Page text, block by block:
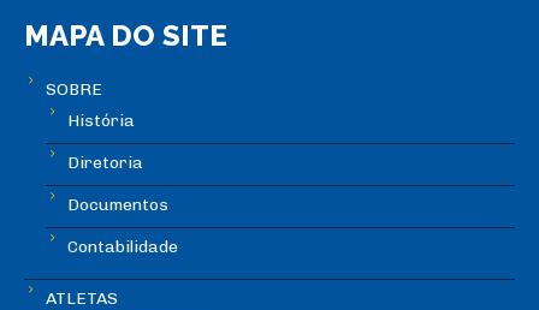
MAPA DO SITE
SOBRE
História
Diretoria
Documentos
Contabilidade
ATLETAS